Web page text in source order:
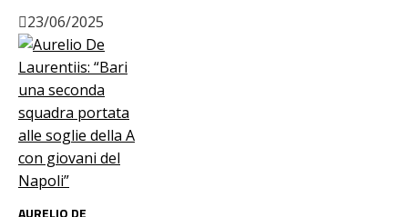
23/06/2025
AURELIO DE